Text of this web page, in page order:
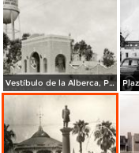
Vestíbulo de la Alberca, Planta de Agua y Luz Álvaro Obregón